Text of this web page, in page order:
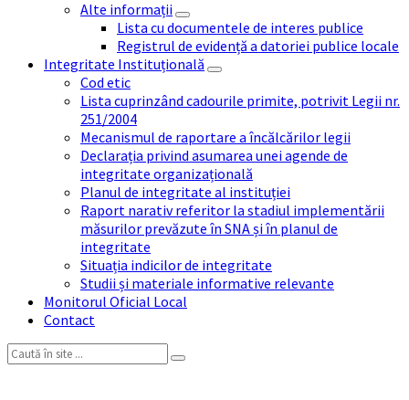
Alte informații
Lista cu documentele de interes publice
Registrul de evidență a datoriei publice locale
Integritate Instituțională
Cod etic
Lista cuprinzând cadourile primite, potrivit Legii nr.
251/2004
Mecanismul de raportare a încălcărilor legii
Declarația privind asumarea unei agende de
integritate organizațională
Planul de integritate al instituției
Raport narativ referitor la stadiul implementării
măsurilor prevăzute în SNA și în planul de
integritate
Situația indicilor de integritate
Studii și materiale informative relevante
Monitorul Oficial Local
Contact
Search: